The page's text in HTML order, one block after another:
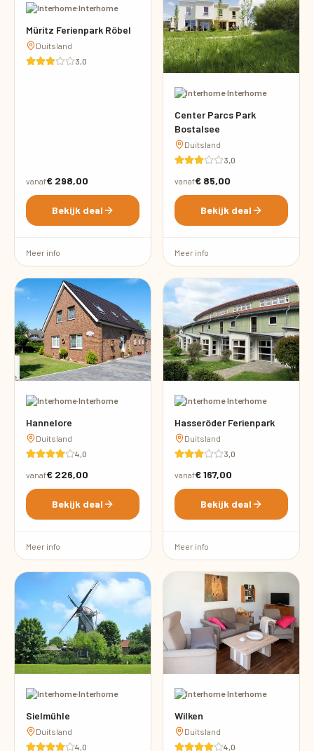
·Interhome
Müritz Ferienpark Röbel
Duitsland
3,0
vanaf€ 298,00
Bekijk deal
Meer info
·Interhome
Center Parcs Park
Bostalsee
Duitsland
3,0
vanaf€ 85,00
Bekijk deal
Meer info
·Interhome
Hannelore
Duitsland
4,0
vanaf€ 226,00
Bekijk deal
Meer info
·Interhome
Hasseröder Ferienpark
Duitsland
3,0
vanaf€ 167,00
Bekijk deal
Meer info
·Interhome
Sielmühle
Duitsland
4,0
·Interhome
Wilken
Duitsland
4,0